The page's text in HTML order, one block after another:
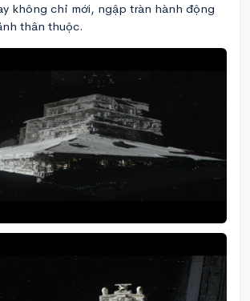
không chỉ mới, ngập tràn hành động
thân thuộc.